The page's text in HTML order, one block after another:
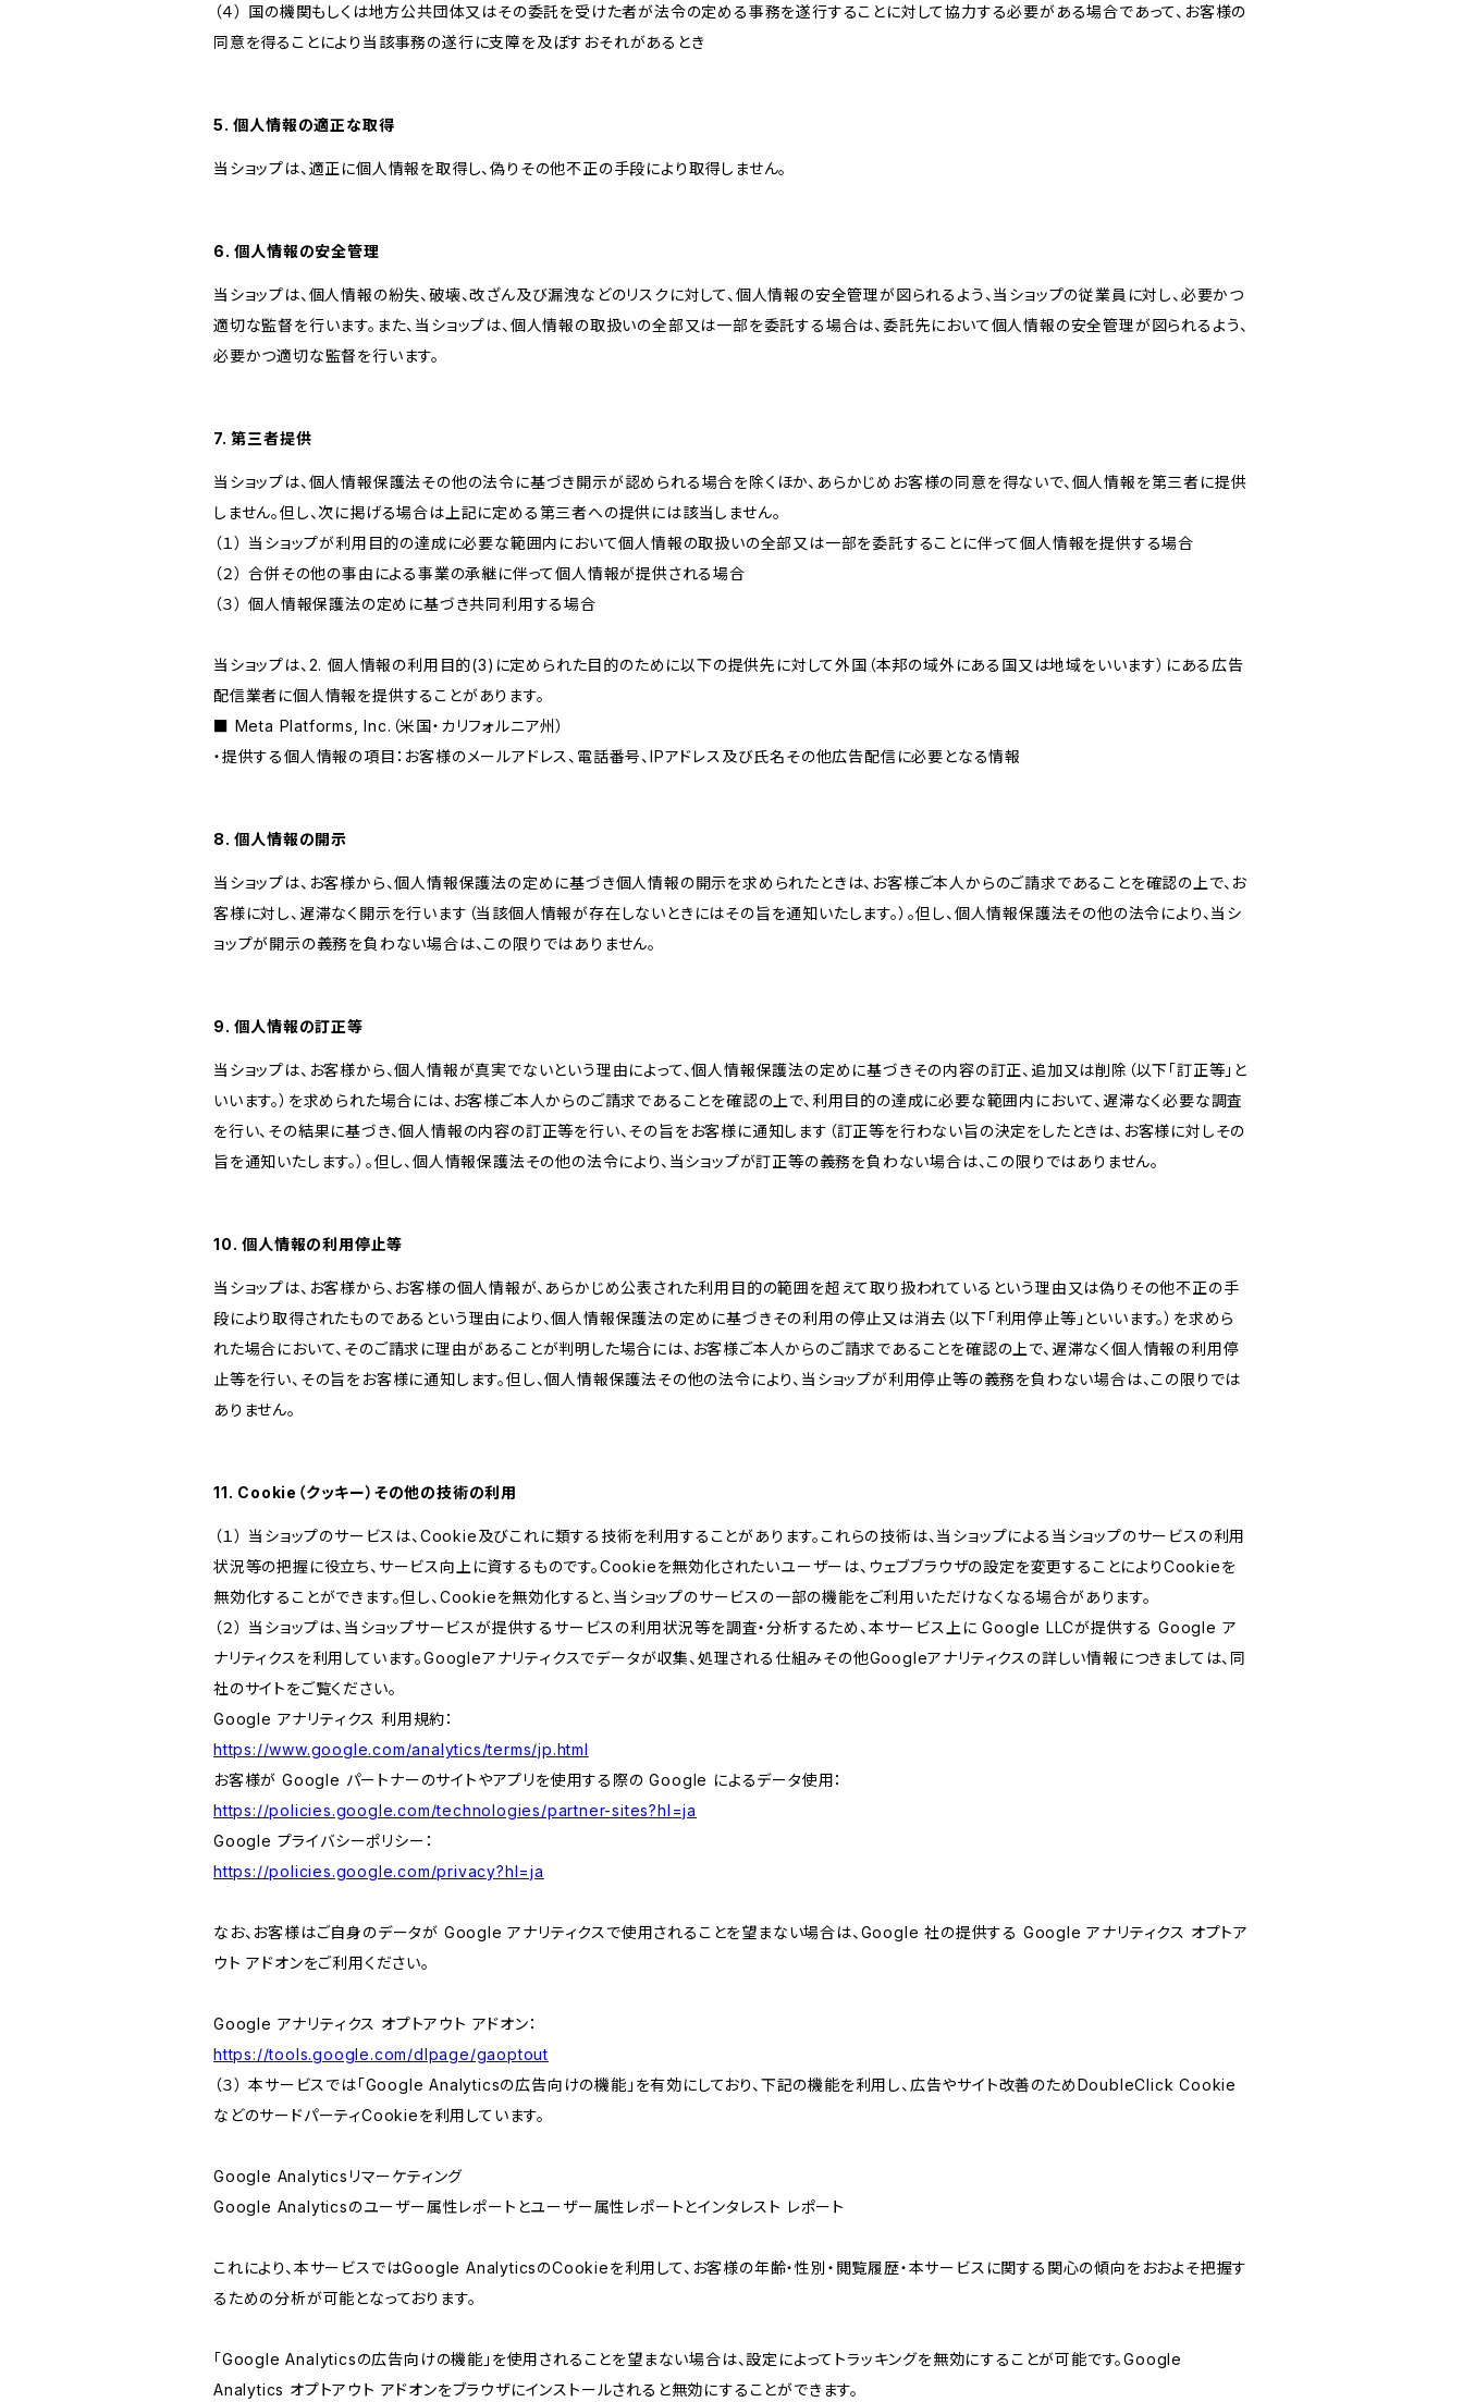
（４） 国の機関もしくは地方公共団体又はその委託を受けた者が法令の定める事務を遂行することに対して協力する必要がある場合であって、お客様の
同意を得ることにより当該事務の遂行に支障を及ぼすおそれがあるとき
5. 個人情報の適正な取得
当ショップは、適正に個人情報を取得し、偽りその他不正の手段により取得しません。
6. 個人情報の安全管理
当ショップは、個人情報の紛失、破壊、改ざん及び漏洩などのリスクに対して、個人情報の安全管理が図られるよう、当ショップの従業員に対し、必要かつ
適切な監督を行います。また、当ショップは、個人情報の取扱いの全部又は一部を委託する場合は、委託先において個人情報の安全管理が図られるよう、
必要かつ適切な監督を行います。
7. 第三者提供
当ショップは、個人情報保護法その他の法令に基づき開示が認められる場合を除くほか、あらかじめお客様の同意を得ないで、個人情報を第三者に提供
しません。但し、次に掲げる場合は上記に定める第三者への提供には該当しません。
（１） 当ショップが利用目的の達成に必要な範囲内において個人情報の取扱いの全部又は一部を委託することに伴って個人情報を提供する場合
（２） 合併その他の事由による事業の承継に伴って個人情報が提供される場合
（３） 個人情報保護法の定めに基づき共同利用する場合
当ショップは、2. 個人情報の利用目的(3)に定められた目的のために以下の提供先に対して外国（本邦の域外にある国又は地域をいいます）にある広告
配信業者に個人情報を提供することがあります。
■ Meta Platforms, Inc.（米国・カリフォルニア州）
・提供する個人情報の項目：お客様のメールアドレス、電話番号、IPアドレス及び氏名その他広告配信に必要となる情報
8. 個人情報の開示
当ショップは、お客様から、個人情報保護法の定めに基づき個人情報の開示を求められたときは、お客様ご本人からのご請求であることを確認の上で、お
客様に対し、遅滞なく開示を行います（当該個人情報が存在しないときにはその旨を通知いたします。）。但し、個人情報保護法その他の法令により、当シ
ョップが開示の義務を負わない場合は、この限りではありません。
9. 個人情報の訂正等
当ショップは、お客様から、個人情報が真実でないという理由によって、個人情報保護法の定めに基づきその内容の訂正、追加又は削除（以下「訂正等」と
いいます。）を求められた場合には、お客様ご本人からのご請求であることを確認の上で、利用目的の達成に必要な範囲内において、遅滞なく必要な調査
を行い、その結果に基づき、個人情報の内容の訂正等を行い、その旨をお客様に通知します（訂正等を行わない旨の決定をしたときは、お客様に対しその
旨を通知いたします。）。但し、個人情報保護法その他の法令により、当ショップが訂正等の義務を負わない場合は、この限りではありません。
10. 個人情報の利用停止等
当ショップは、お客様から、お客様の個人情報が、あらかじめ公表された利用目的の範囲を超えて取り扱われているという理由又は偽りその他不正の手
段により取得されたものであるという理由により、個人情報保護法の定めに基づきその利用の停止又は消去（以下「利用停止等」といいます。）を求めら
れた場合において、そのご請求に理由があることが判明した場合には、お客様ご本人からのご請求であることを確認の上で、遅滞なく個人情報の利用停
止等を行い、その旨をお客様に通知します。但し、個人情報保護法その他の法令により、当ショップが利用停止等の義務を負わない場合は、この限りでは
ありません。
11. Cookie（クッキー）その他の技術の利用
（１） 当ショップのサービスは、Cookie及びこれに類する技術を利用することがあります。これらの技術は、当ショップによる当ショップのサービスの利用
状況等の把握に役立ち、サービス向上に資するものです。Cookieを無効化されたいユーザーは、ウェブブラウザの設定を変更することによりCookieを
無効化することができます。但し、Cookieを無効化すると、当ショップのサービスの一部の機能をご利用いただけなくなる場合があります。
（２） 当ショップは、当ショップサービスが提供するサービスの利用状況等を調査・分析するため、本サービス上に Google LLCが提供する Google ア
ナリティクスを利用しています。Googleアナリティクスでデータが収集、処理される仕組みその他Googleアナリティクスの詳しい情報につきましては、同
社のサイトをご覧ください。
Google アナリティクス 利用規約：
https://www.google.com/analytics/terms/jp.html
お客様が Google パートナーのサイトやアプリを使用する際の Google によるデータ使用：
https://policies.google.com/technologies/partner-sites?hl=ja
Google プライバシーポリシー：
https://policies.google.com/privacy?hl=ja
なお、お客様はご自身のデータが Google アナリティクスで使用されることを望まない場合は、Google 社の提供する Google アナリティクス オプトア
ウト アドオンをご利用ください。
Google アナリティクス オプトアウト アドオン：
https://tools.google.com/dlpage/gaoptout
（３） 本サービスでは「Google Analyticsの広告向けの機能」を有効にしており、下記の機能を利用し、広告やサイト改善のためDoubleClick Cookie
などのサードパーティCookieを利用しています。
Google Analyticsリマーケティング
Google Analyticsのユーザー属性レポートとユーザー属性レポートとインタレスト レポート
これにより、本サービスではGoogle AnalyticsのCookieを利用して、お客様の年齢・性別・閲覧履歴・本サービスに関する関心の傾向をおおよそ把握す
るための分析が可能となっております。
「Google Analyticsの広告向けの機能」を使用されることを望まない場合は、設定によってトラッキングを無効にすることが可能です。Google
Analytics オプトアウト アドオンをブラウザにインストールされると無効にすることができます。